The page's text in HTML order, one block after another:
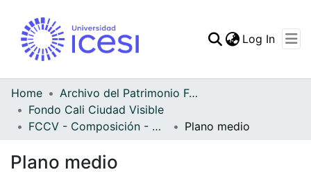
Log In
Home
Archivo del Patrimonio Fotográfico y Fílmico del Valle del Cauca
Fondo Cali Ciudad Visible
FCCV - Composición - Patrimonial
Plano medio
Plano medio